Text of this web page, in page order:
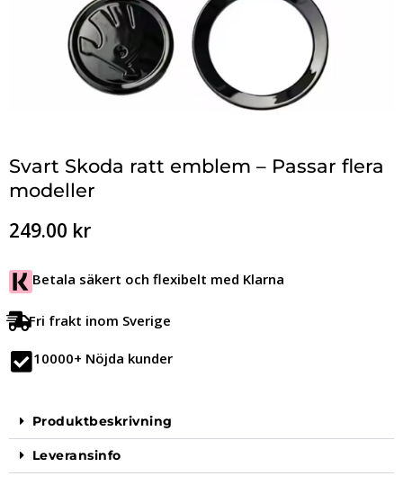
Svart Skoda ratt emblem – Passar flera
modeller
249.00 kr
Betala säkert och flexibelt med Klarna
Fri frakt inom Sverige
10000+ Nöjda kunder
Produktbeskrivning
Leveransinfo